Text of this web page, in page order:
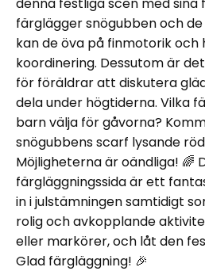
färglägger snögubben och
kan de öva på finmotorik
koordinering. Dessutom är
för föräldrar att diskutera
dela under högtiderna. Vilka
barn välja för gåvorna?
snögubbens scarf lysande
Möjligheterna är oändliga! 🌈
färgläggningssida är ett
in i julstämningen samtidigt
rolig och avkopplande
eller markörer, och låt den
Glad färgläggning! 🎉